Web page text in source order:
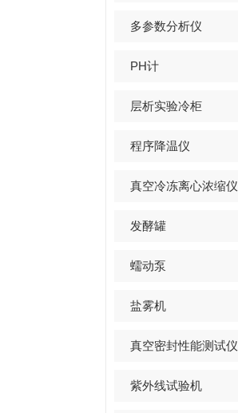
多参数分析仪
PH计
层析实验冷柜
程序降温仪
真空冷冻离心浓缩仪
发酵罐
蠕动泵
盐雾机
真空密封性能测试仪
紫外线试验机